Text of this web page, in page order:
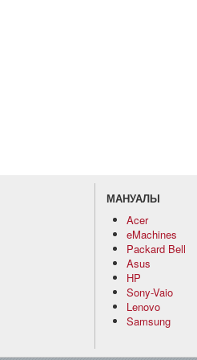
МАНУАЛЫ
Acer
eMachines
Packard Bell
Asus
HP
Sony-Vaio
Lenovo
Samsung